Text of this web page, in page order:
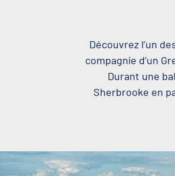
Découvrez l’un
compagnie d’un
Durant une
Sherbrooke en